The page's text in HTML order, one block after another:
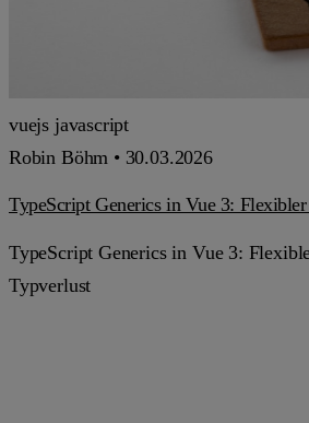
vuejs javascript
Robin Böhm • 30.03.2026
TypeScript Generics in Vue 3:
TypeScript Generics in Vue 3:
Typverlust